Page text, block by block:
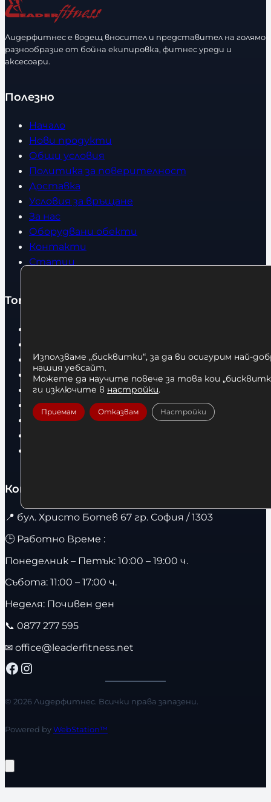
е
т
в
Лидерфитнес е водещ вносител и представител на голямо
разнообразие от бойна екипировка, фитнес уреди и
аксесоари.
Полезно
Начало
Нови продукти
Общи условия
Политика за поверителност
Доставка
Условия за връщане
За нас
Оборудвани обекти
Контакти
Статии
Топ категории
Боксови ръкавици
Дрехи
Детски дрехи
Суичъри
Фитнес оборудване и аксесоари
Контакти
📍 бул. Христо Ботев 67 гр. София / 1303
🕒 Работно Време :
Понеделник – Петък: 10:00 – 19:00 ч.
Събота: 11:00 – 17:00 ч.
Неделя: Почивен ден
📞 0877 277 595
✉ office@leaderfitness.net
Facebook Instagram
© 2026 Лидерфитнес. Всички права запазени.
Powered byWebStation™
Използваме „бисквитки“, за да ви осигурим най-
нашия уебсайт.
Можете да научите повече за това кои
ги изключите в настройки.
Приемам Отказвам Настройки